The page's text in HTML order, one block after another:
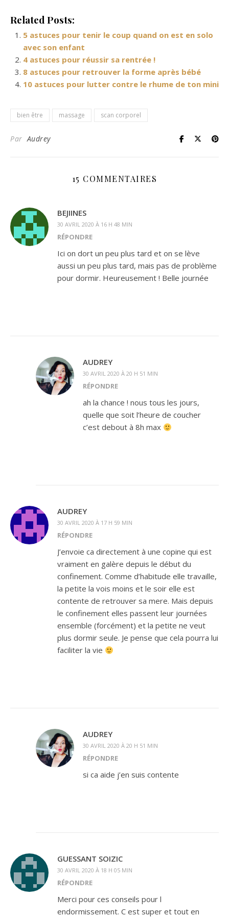
Related Posts:
5 astuces pour tenir le coup quand on est en solo
avec son enfant
4 astuces pour réussir sa rentrée !
8 astuces pour retrouver la forme après bébé
10 astuces pour lutter contre le rhume de ton mini
bien être massage scan corporel
ParAudrey
15 COMMENTAIRES
BEJIINES
30 AVRIL 2020 À 16 H 48 MIN
RÉPONDRE
Ici on dort un peu plus tard et on se lève
aussi un peu plus tard, mais pas de problème
pour dormir. Heureusement ! Belle journée
AUDREY
30 AVRIL 2020 À 20 H 51 MIN
RÉPONDRE
ah la chance ! nous tous les jours,
quelle que soit l’heure de coucher
c’est debout à 8h max
AUDREY
30 AVRIL 2020 À 17 H 59 MIN
RÉPONDRE
J’envoie ca directement à une copine qui est
vraiment en galère depuis le début du
confinement. Comme d’habitude elle travaille,
la petite la vois moins et le soir elle est
contente de retrouver sa mere. Mais depuis
le confinement elles passent leur journées
ensemble (forcément) et la petite ne veut
plus dormir seule. Je pense que cela pourra lui
faciliter la vie
AUDREY
30 AVRIL 2020 À 20 H 51 MIN
RÉPONDRE
si ca aide j’en suis contente
GUESSANT SOIZIC
30 AVRIL 2020 À 18 H 05 MIN
RÉPONDRE
Merci pour ces conseils pour l
endormissement. C est super et tout en